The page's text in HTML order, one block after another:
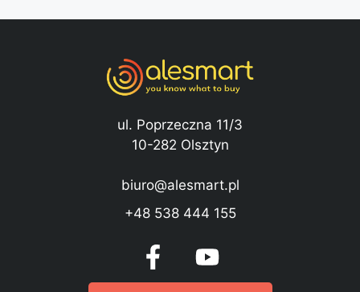
ul. Poprzeczna 11/3
10-282 Olsztyn
biuro@alesmart.pl
+48 538 444 155